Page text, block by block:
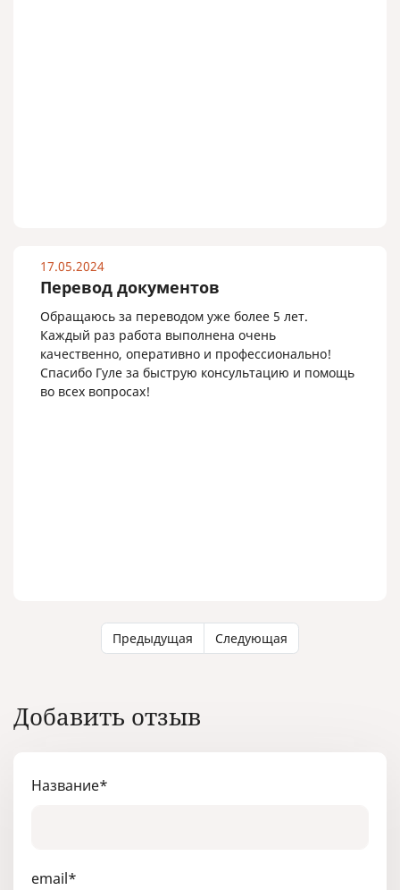
17.05.2024
Перевод документов
Обращаюсь за переводом уже более 5 лет.
Каждый раз работа выполнена очень
качественно, оперативно и профессионально!
Спасибо Гуле за быструю консультацию и помощь
во всех вопросах!
Предыдущая Следующая
Добавить отзыв
Название*
email*